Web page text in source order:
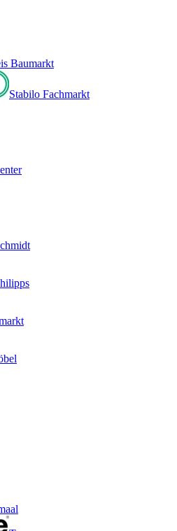
Baumarkt
Stabilo Fachmarkt